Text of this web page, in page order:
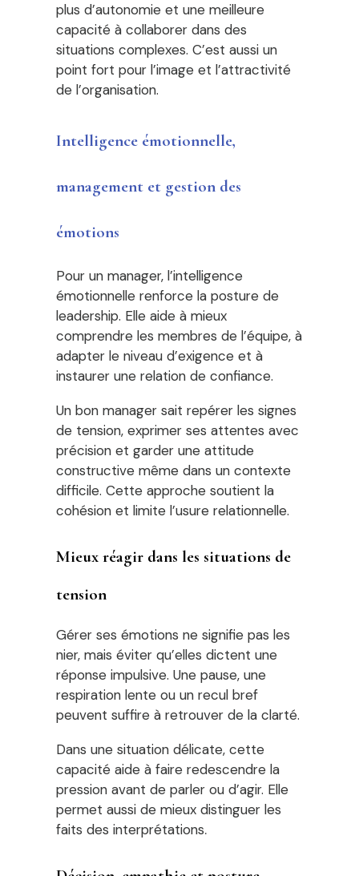
plus d’autonomie et une meilleure
capacité à collaborer dans des
situations complexes. C’est aussi un
point fort pour l’image et l’attractivité
de l’organisation.
Intelligence émotionnelle,
management et gestion des
émotions
Pour un manager, l’intelligence
émotionnelle renforce la posture de
leadership. Elle aide à mieux
comprendre les membres de l’équipe, à
adapter le niveau d’exigence et à
instaurer une relation de confiance.
Un bon manager sait repérer les signes
de tension, exprimer ses attentes avec
précision et garder une attitude
constructive même dans un contexte
difficile. Cette approche soutient la
cohésion et limite l’usure relationnelle.
Mieux réagir dans les situations de
tension
Gérer ses émotions ne signifie pas les
nier, mais éviter qu’elles dictent une
réponse impulsive. Une pause, une
respiration lente ou un recul bref
peuvent suffire à retrouver de la clarté.
Dans une situation délicate, cette
capacité aide à faire redescendre la
pression avant de parler ou d’agir. Elle
permet aussi de mieux distinguer les
faits des interprétations.